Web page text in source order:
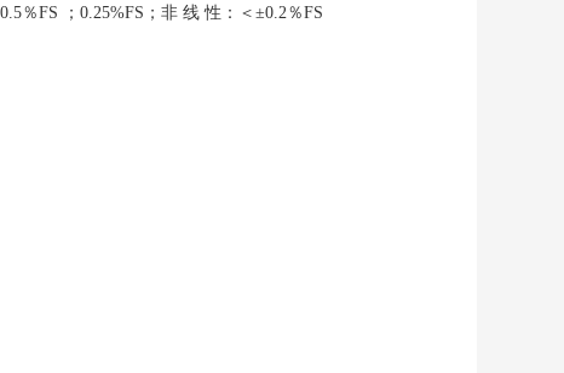
％FS ；0.25%FS；非 线 性：＜±0.2％FS